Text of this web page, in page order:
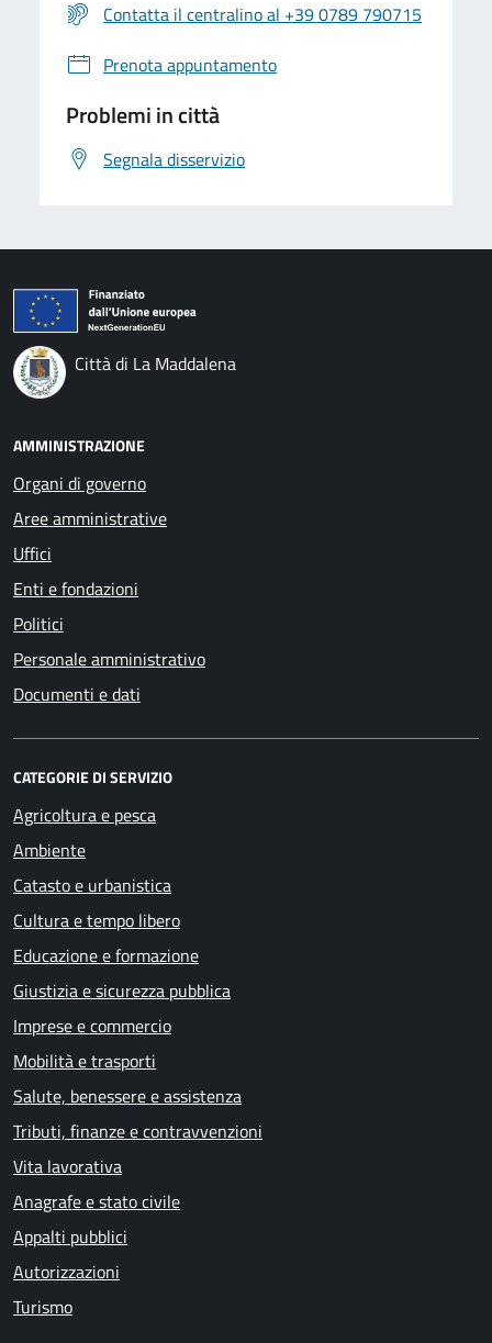
Contatta il centralino al +39 0789 790715
Prenota appuntamento
Problemi in città
Segnala disservizio
Città di La Maddalena
AMMINISTRAZIONE
Organi di governo
Aree amministrative
Uffici
Enti e fondazioni
Politici
Personale amministrativo
Documenti e dati
CATEGORIE DI SERVIZIO
Agricoltura e pesca
Ambiente
Catasto e urbanistica
Cultura e tempo libero
Educazione e formazione
Giustizia e sicurezza pubblica
Imprese e commercio
Mobilità e trasporti
Salute, benessere e assistenza
Tributi, finanze e contravvenzioni
Vita lavorativa
Anagrafe e stato civile
Appalti pubblici
Autorizzazioni
Turismo